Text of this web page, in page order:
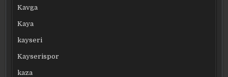
Kavga
Kaya
kayseri
Kayserispor
kaza